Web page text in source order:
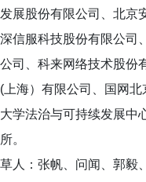
展股份有限公司、北京
信服科技股份有限公司
司、科来网络技术股份
上海）有限公司、国网北
学法治与可持续发展中
。
人：张帆、问闻、郭毅